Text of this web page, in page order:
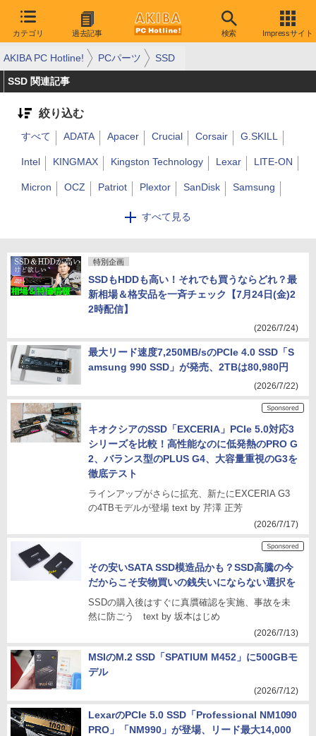
カテゴリ 過去記事 検索 Impressサイト
AKIBA PC Hotline! PCパーツ SSD
SSD 関連記事
絞り込む
すべて見る
すべて ADATA Apacer Crucial Corsair G.SKILL
Intel KINGMAX Kingston Technology Lexar LITE-ON
Micron OCZ Patriot Plextor SanDisk Samsung
SK hynix
東芝 バッファロー
ESSENCORE GIGABYTE キオクシア MSI Nextorage
特別企画
SSDもHDDも高い！それでも買うならどれ？最
新相場＆格安品を一斉チェック【7月24日(金)2
2時配信】
(2026/7/24)
最大リード速度7,250MB/sのPCIe 4.0 SSD「S
amsung 990 SSD」が発売、2TBは80,980円
(2026/7/22)
キオクシアのSSD「EXCERIA」PCIe 5.0対応3
シリーズを比較！高性能なのに低発熱のPRO G
2、バランス型のPLUS G4、大容量重視のG3を
徹底テスト
ラインアップがさらに拡充、新たにEXCERIA G3
の4TBモデルが登場 text by 芹澤 正芳
(2026/7/17)
その安いSATA SSD模造品かも？SSD高騰の今
だからこそ安物買いの銭失いにならない選択を
SSDの購入後はすぐに真贋確認を実施、事故を未
然に防ごう text by 坂本はじめ
(2026/7/13)
MSIのM.2 SSD「SPATIUM M452」に500GBモ
デル
(2026/7/12)
LexarのPCIe 5.0 SSD「Professional NM1090
PRO」「NM990」が登場、リード最大14,000